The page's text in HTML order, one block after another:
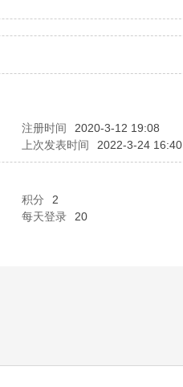
注册时间 2020-3-12 19:08
上次发表时间 2022-3-24 16:40
积分 2
每天登录 20